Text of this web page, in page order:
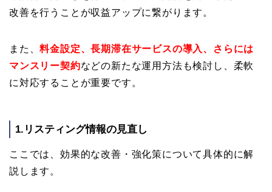
改善を行うことが収益アップに繋がります。
また、料金設定、長期滞在サービスの導入、さらには
マンスリー契約などの新たな運用方法も検討し、柔軟
に対応することが重要です。
1.リスティング情報の見直し
ここでは、効果的な改善・強化策について具体的に解
説します。